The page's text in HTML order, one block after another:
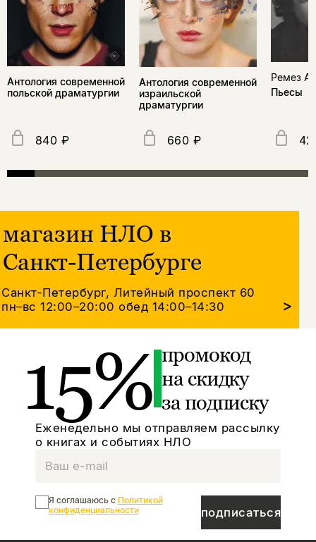
Антология современной
польской драматургии
840 ₽
Антология современной
израильской
драматургии
660 ₽
Ремез
Пьесы
магазин НЛО в
Санкт-Петербурге
Санкт-Петербург, Литейный проспект 60
пн–вс 12:00–20:00обед 14:00–14:30 >
15% промокод
на скидку
за подписку
Еженедельно мы отправляем рассылку
о книгах и событиях НЛО
подписаться
Я соглашаюсь с Политикой
конфиденциальности